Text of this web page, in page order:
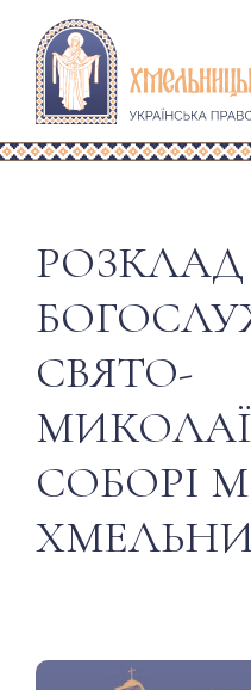
РОЗКЛАД
СВЯТО-
СОБОРІ